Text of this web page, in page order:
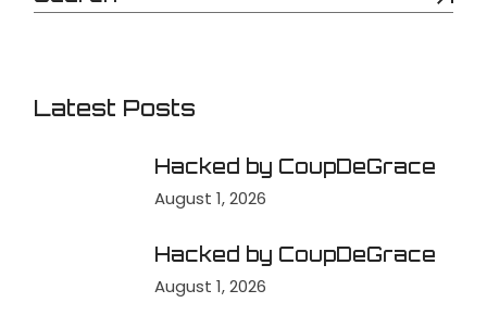
Latest Posts
Hacked by CoupDeGrace
August 1, 2026
Hacked by CoupDeGrace
August 1, 2026